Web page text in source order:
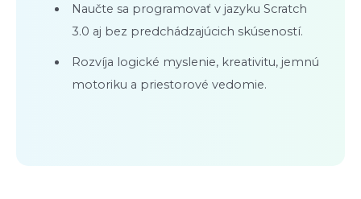
Naučte sa programovať v jazyku Scratch
3.0 aj bez predchádzajúcich skúseností.
Rozvíja logické myslenie, kreativitu, jemnú
motoriku a priestorové vedomie.